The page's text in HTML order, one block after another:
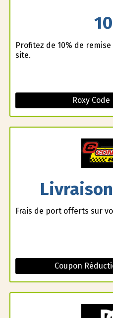
Profitez de 10% de
site.
Roxy
Frais de port offerts sur
Coupon